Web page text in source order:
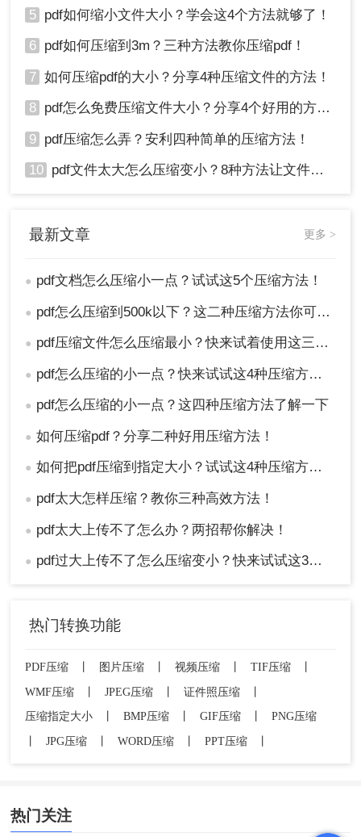
5 pdf如何缩小文件大小？学会这4个方法就够了！
6 pdf如何压缩到3m？三种方法教你压缩pdf！
7 如何压缩pdf的大小？分享4种压缩文件的方法！
8 pdf怎么免费压缩文件大小？分享4个好用的方法，简单又快捷！
9 pdf压缩怎么弄？安利四种简单的压缩方法！
10 pdf文件太大怎么压缩变小？8种方法让文件轻松"瘦身"！
最新文章 更多 >
● pdf文档怎么压缩小一点？试试这5个压缩方法！
● pdf怎么压缩到500k以下？这二种压缩方法你可以轻松学会！
● pdf压缩文件怎么压缩最小？快来试着使用这三种压缩方法！
● pdf怎么压缩的小一点？快来试试这4种压缩方法！
● pdf怎么压缩的小一点？这四种压缩方法了解一下
● 如何压缩pdf？分享二种好用压缩方法！
● 如何把pdf压缩到指定大小？试试这4种压缩方法！
● pdf太大怎样压缩？教你三种高效方法！
● pdf太大上传不了怎么办？两招帮你解决！
● pdf过大上传不了怎么压缩变小？快来试试这3种压缩方法！
热门转换功能
PDF压缩 丨 图片压缩 丨 视频压缩 丨 TIF压缩
丨
WMF压缩
丨 JPEG压缩 丨 证件照压缩
丨
压缩指定大小
BMP压缩 GIF压缩
PNG压缩
JPG压缩 WORD压缩 PPT压缩
热门关注